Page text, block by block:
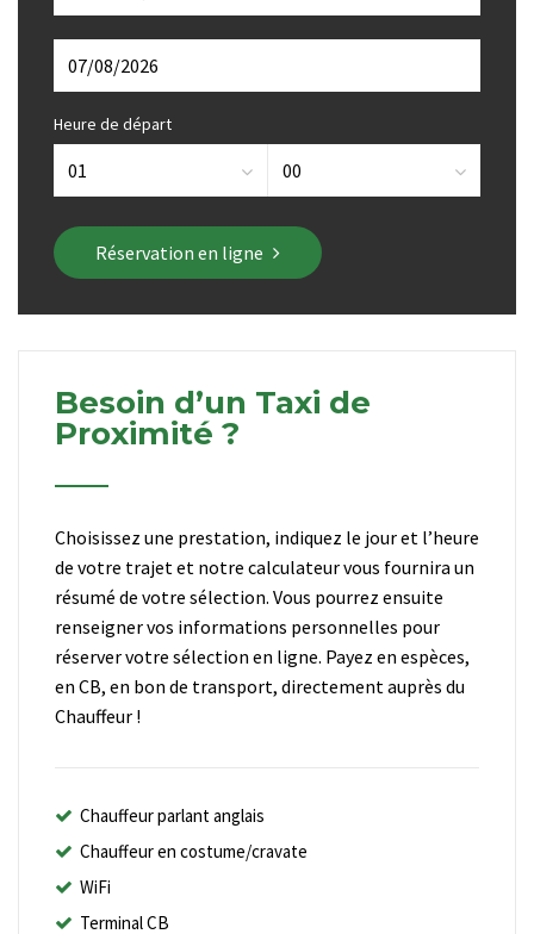
Heure de départ
Réservation en ligne
Besoin d’un Taxi de
Proximité ?
Choisissez une prestation, indiquez le jour et l’heure
de votre trajet et notre calculateur vous fournira un
résumé de votre sélection. Vous pourrez ensuite
renseigner vos informations personnelles pour
réserver votre sélection en ligne. Payez en espèces,
en CB, en bon de transport, directement auprès du
Chauffeur !
Chauffeur parlant anglais
Chauffeur en costume/cravate
WiFi
Terminal CB